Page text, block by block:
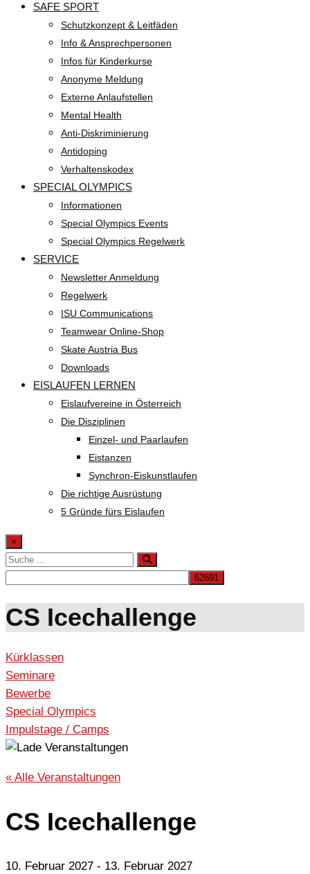
SAFE SPORT
Schutzkonzept & Leitfäden
Info & Ansprechpersonen
Infos für Kinderkurse
Anonyme Meldung
Externe Anlaufstellen
Mental Health
Anti-Diskriminierung
Antidoping
Verhaltenskodex
SPECIAL OLYMPICS
Informationen
Special Olympics Events
Special Olympics Regelwerk
SERVICE
Newsletter Anmeldung
Regelwerk
ISU Communications
Teamwear Online-Shop
Skate Austria Bus
Downloads
EISLAUFEN LERNEN
Eislaufvereine in Österreich
Die Disziplinen
Einzel- und Paarlaufen
Eistanzen
Synchron-Eiskunstlaufen
Die richtige Ausrüstung
5 Gründe fürs Eislaufen
×
CS Icechallenge
Kürklassen
Seminare
Bewerbe
Special Olympics
Impulstage / Camps
« Alle Veranstaltungen
CS Icechallenge
10. Februar 2027 - 13. Februar 2027